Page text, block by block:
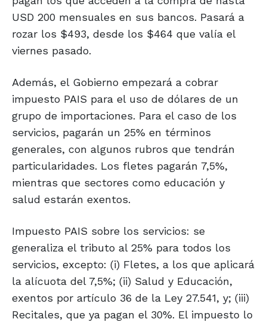
USD 200 mensuales en sus bancos. Pasará a
rozar los $493, desde los $464 que valía el
viernes pasado.
Además, el Gobierno empezará a cobrar
impuesto PAIS para el uso de dólares de un
grupo de importaciones. Para el caso de los
servicios, pagarán un 25% en términos
generales, con algunos rubros que tendrán
particularidades. Los fletes pagarán 7,5%,
mientras que sectores como educación y
salud estarán exentos.
Impuesto PAIS sobre los servicios: se
generaliza el tributo al 25% para todos los
servicios, excepto: (i) Fletes, a los que aplicará
la alícuota del 7,5%; (ii) Salud y Educación,
exentos por artículo 36 de la Ley 27.541, y; (iii)
Recitales, que ya pagan el 30%. El impuesto lo